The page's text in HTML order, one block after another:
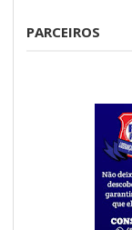
PARCEIROS